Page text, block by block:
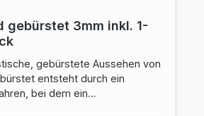
dort, wo Werbeschilder
Platten im langfristigen
gebürstet 3mm inkl. 1-
gebürstete Aussehen von
entsteht durch ein
bei dem ein